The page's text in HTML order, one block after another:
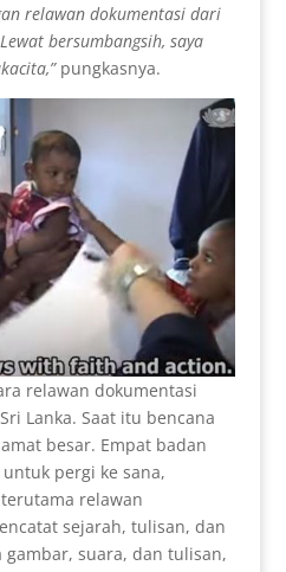
relawan dokumentasi dari
bersumbangsih, saya
pungkasnya.
relawan dokumentasi
Lanka. Saat itu bencana
besar. Empat badan
pergi ke sana,
relawan
sejarah, tulisan, dan
gambar, suara, dan tulisan,